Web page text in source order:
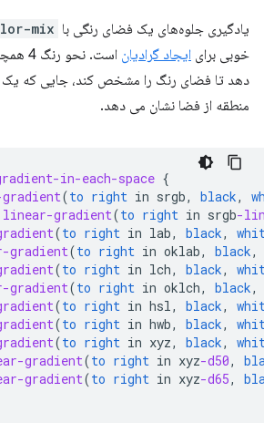
یادگیری جلوه‌های یک فضای رنگی با mix()
خوبی برای ایجاد گرادیان
است.
دهد تا فضای رنگ را مشخص کند، جایی که یک
منطقه از فضا نشان می دهد.
in-each-space {
(to right in srgb, black,
linear-gradient(to right in srgb-
(to right in lab, black,
gradient(to right in oklab, black,
(to right in lch, black,
gradient(to right in oklch, black,
(to right in hsl, black,
(to right in hwb, black,
(to right in xyz, black,
gradient(to right in xyz-d50,
gradient(to right in xyz-d65,